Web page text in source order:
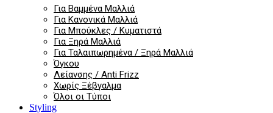
Για Βαμμένα Μαλλιά
Για Κανονικά Μαλλιά
Για Μπούκλες / Κυματιστά
Για Ξηρά Μαλλιά
Για Ταλαιπωρημένα / Ξηρά Μαλλιά
Όγκου
Λείανσης / Anti Frizz
Χωρίς Ξέβγαλμα
Όλοι οι Τύποι
Styling